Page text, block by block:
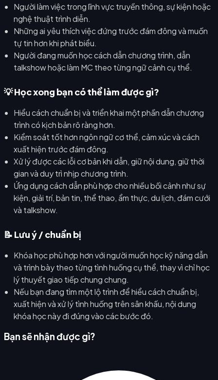
Người làm việc trong lĩnh vực truyền thông, sự kiện hoặc
nghệ thuật trình diễn.
Những ai yêu thích việc đứng trước đám đông và muốn
tự tin hơn khi phát biểu.
Người đang muốn học cách dẫn chương trình, dẫn
talkshow hoặc làm MC theo từng ngữ cảnh cụ thể.
💡 Học xong bạn có thể làm được gì?
Hiểu cách chuẩn bị và triển khai một phần dẫn chương
trình có kịch bản rõ ràng hơn.
Kiểm soát tốt hơn ngôn ngữ cơ thể, cảm xúc và cách
xuất hiện trước đám đông.
Xử lý được các lỗi cơ bản khi dẫn, giữ nội dung, giữ thời
gian và duy trì nhịp chương trình.
Ứng dụng cách dẫn phù hợp cho nhiều bối cảnh như sự
kiện, giải trí, bản tin, thể thao, ẩm thực, du lịch, đám cưới
và talkshow.
📝 Lưu ý / chuẩn bị
Khóa học phù hợp hơn với người muốn học kỹ năng dẫn
và trình bày theo từng tình huống cụ thể, thay vì chỉ học
lý thuyết giao tiếp chung chung.
Nếu bạn đang tìm một lộ trình để hiểu cách chuẩn bị,
xuất hiện và xử lý tình huống trên sân khấu, nội dung
khóa học này đi đúng vào các bước đó.
Bạn sẽ nhận được gì?